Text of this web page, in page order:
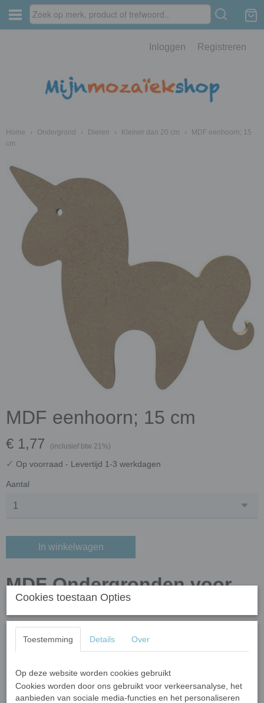
Inloggen Registreren
Home › Ondergrond › Dieren › Kleiner dan 20 cm ›
MDF eenhoorn; 15
cm
MDF eenhoorn; 15 cm
€ 1,77 (inclusief btw 21%)
✓ Op voorraad - Levertijd 1-3 werkdagen
Aantal
In winkelwagen
MDF Ondergronden voor
mozaïek en creatieve
decoraties - MDF eenhoorn
Dikte:5 mm
Cookies toestaan Opties
Toestemming Details Over
Op deze website worden cookies gebruikt
Cookies worden door ons gebruikt voor verkeersanalyse, het
aanbieden van sociale media-functies en het personaliseren